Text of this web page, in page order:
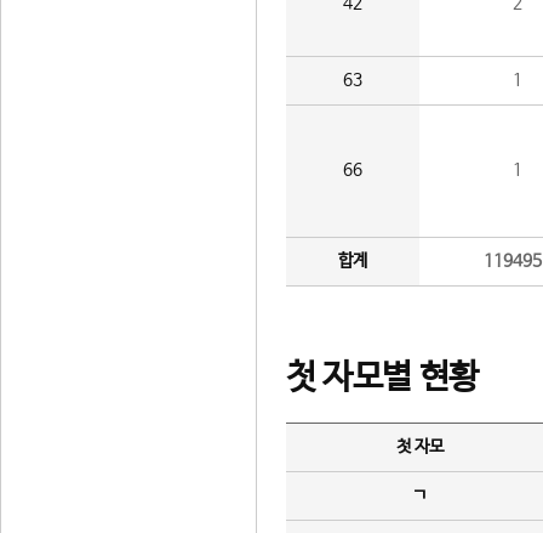
63 1
66 1
합계
첫 자모별 현황
첫 자모
ㄱ